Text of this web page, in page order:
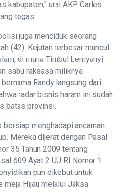
kabupaten," urai AKP Carles
tegas.
juga menciduk seorang
(42). Kejutan terbesar muncul
di mana Timbul bernyanyi
sabu raksasa miliknya
Randy langsung dari
radar bisnis haram ini sudah
batas provinsi.
bersiap menghadapi ancaman
Mereka dijerat dengan Pasal
35 Tahun 2009 tentang
609 Ayat 2 UU RI Nomor 1
pun dikebut untuk
meja Hijau melalui Jaksa